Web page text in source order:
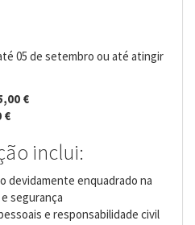
05 de setembro ou até atingir
€
€
inclui:
devidamente enquadrado na
segurança
e responsabilidade civil